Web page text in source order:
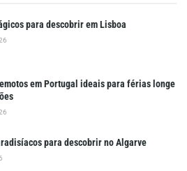
para descobrir em Lisboa
em Portugal ideais para férias longe
para descobrir no Algarve